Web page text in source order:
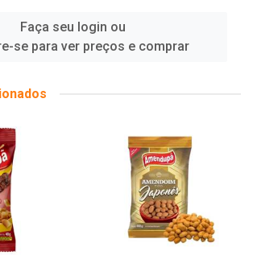
Faça seu login ou
se para ver preços e comprar